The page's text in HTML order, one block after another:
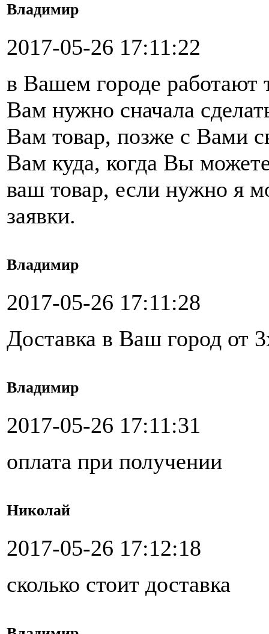
Владимир
2017-05-26 17:11:22
в Вашем городе работают
Вам нужно сначала
Вам товар, позже с Вами
Вам куда, когда Вы
ваш товар, если нужно я
заявки.
Владимир
2017-05-26 17:11:28
Доставка в Ваш город от
Владимир
2017-05-26 17:11:31
оплата при получении
Николай
2017-05-26 17:12:18
сколько стоит доставка